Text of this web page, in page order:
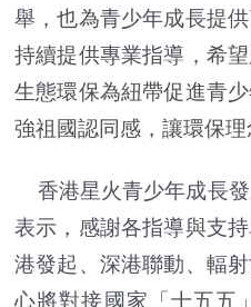
舉，也為青少年成長提
持續提供專業指導，希
生態環保為紐帶促進青
強祖國認同感，讓環保理
香港星火青少年成長
表示，感謝各指導與支
港發起、深港聯動、輻
心將對接國家「十五五